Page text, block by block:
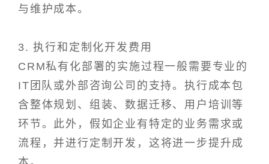
与维护成本。
3. 执行和定制化开发费用
CRM私有化部署的实施过程一般需要专业的
IT团队或外部咨询公司的支持。执行成本包
含整体规划、组装、数据迁移、用户培训等
环节。此外，假如企业有特定的业务需求或
流程，并进行定制开发，这将进一步提升成